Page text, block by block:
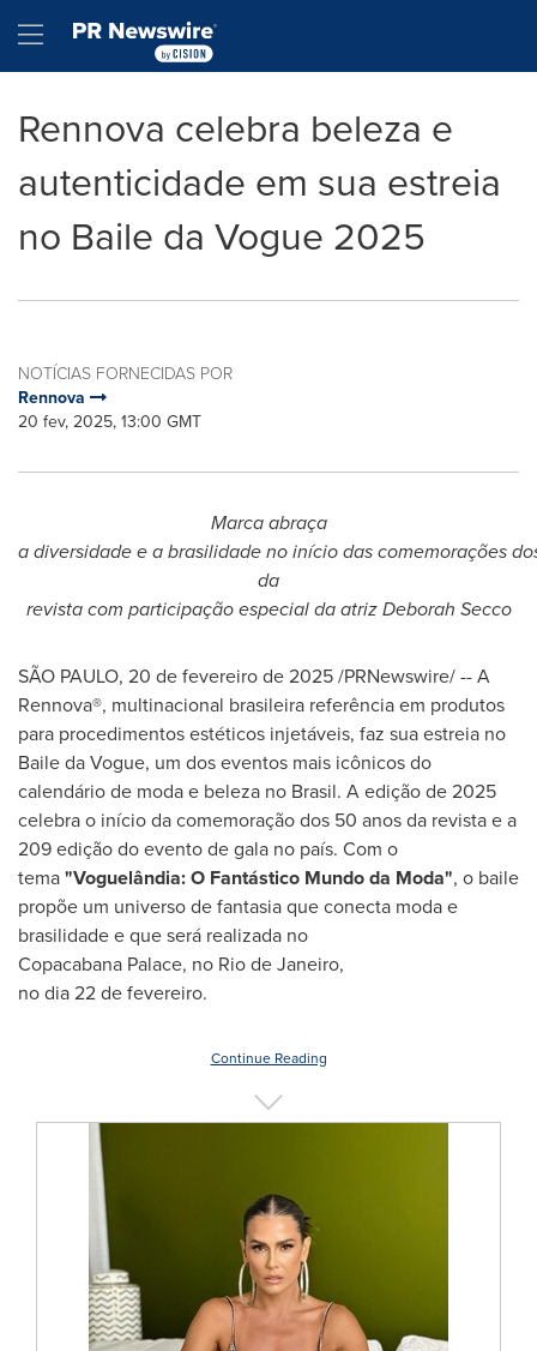
Hamburger menu
Rennova celebra beleza e
autenticidade em sua estreia
no Baile da Vogue 2025
NOTÍCIAS FORNECIDAS POR
Rennova
20 fev, 2025, 13:00 GMT
Marca abraça
a diversidade e a brasilidade no início das comemorações
da
revista com participação especial da atriz Deborah Secco
SÃO PAULO, 20 de fevereiro de 2025/PRNewswire/ -- A
Rennova®, multinacional brasileira referência em produtos
para procedimentos estéticos injetáveis, faz sua estreia no
Baile da Vogue, um dos eventos mais icônicos do
calendário de moda e beleza no Brasil. A edição de 2025
celebra o início da comemoração dos 50 anos da revista e a
209 edição do evento de gala no país. Com o
tema"Voguelândia: O Fantástico Mundo da Moda", o baile
propõe um universo de fantasia que conecta moda e
brasilidade e que será realizada no
Copacabana Palace, no Rio de Janeiro,
no dia 22 de fevereiro.
Continue Reading